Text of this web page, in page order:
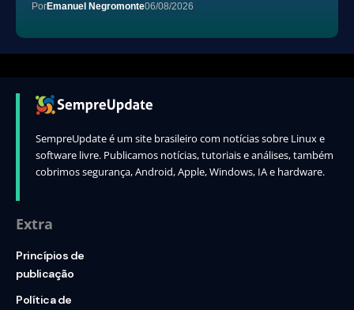
PorEmanuel Negromonte06/08/2026
SempreUpdate é um site brasileiro com notícias sobre Linux e
software livre. Publicamos notícias, tutoriais e análises, também
cobrimos segurança, Android, Apple, Windows, IA e hardware.
Extra
Princípios de
publicação
Política de